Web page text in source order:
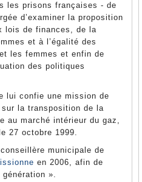
les prisons françaises - de
d’examiner la proposition
lois de finances, de la
et à l’égalité des
les femmes et enfin de
des politiques
lui confie une mission de
la transposition de la
au marché intérieur du gaz,
le 27 octobre 1999.
municipale de
en 2006, afin de
».